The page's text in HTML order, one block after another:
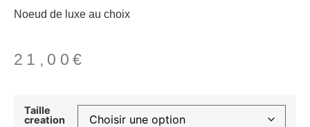
Noeud de luxe au choix
21,00 €
Taille
creation